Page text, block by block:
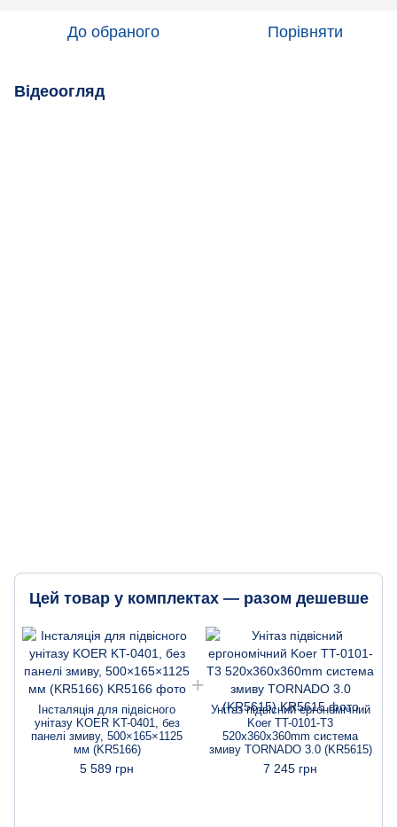
До обраного Порівняти
Відеоогляд
Цей товар у комплектах — разом дешевше
Інсталяція для підвісного
унітазу KOER KT-0401, без
панелі змиву, 500×165×1125
мм (KR5166)
5 589 грн
Унітаз підвісний ергономічний
Koer TT-0101-T3
520x360x360mm система
змиву TORNADO 3.0 (KR5615)
7 245 грн